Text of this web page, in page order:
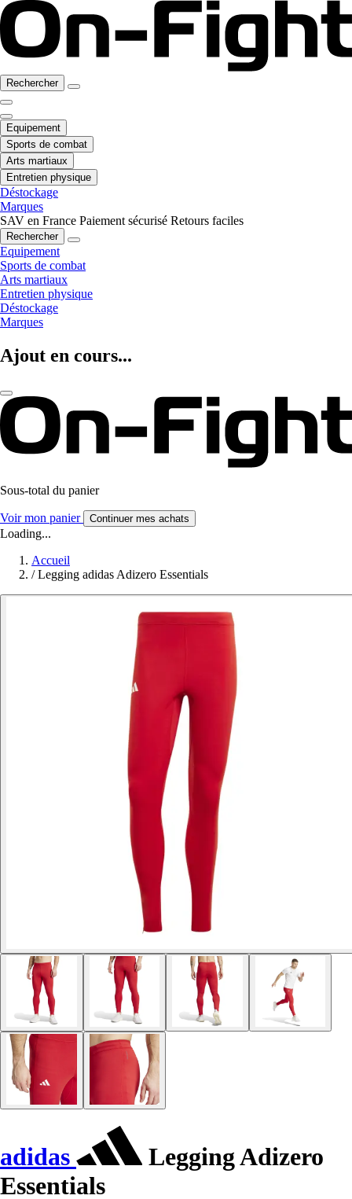
Rechercher
Equipement
Sports de combat
Arts martiaux
Entretien physique
Déstockage
Marques
SAV en France Paiement sécurisé Retours faciles
Rechercher
Equipement
Sports de combat
Arts martiaux
Entretien physique
Déstockage
Marques
Ajout en cours...
Sous-total du panier
Voir mon panier Continuer mes achats
Loading...
Accueil
/ Legging adidas Adizero Essentials
adidas
Legging Adizero
Essentials